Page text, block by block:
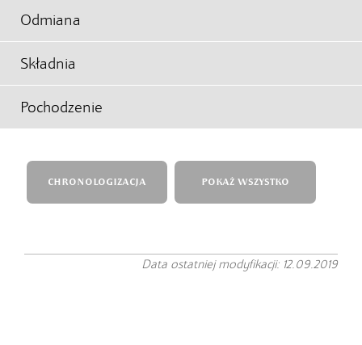
Odmiana
Składnia
Pochodzenie
CHRONOLOGIZACJA POKAŻ WSZYSTKO
Data ostatniej modyfikacji: 12.09.2019